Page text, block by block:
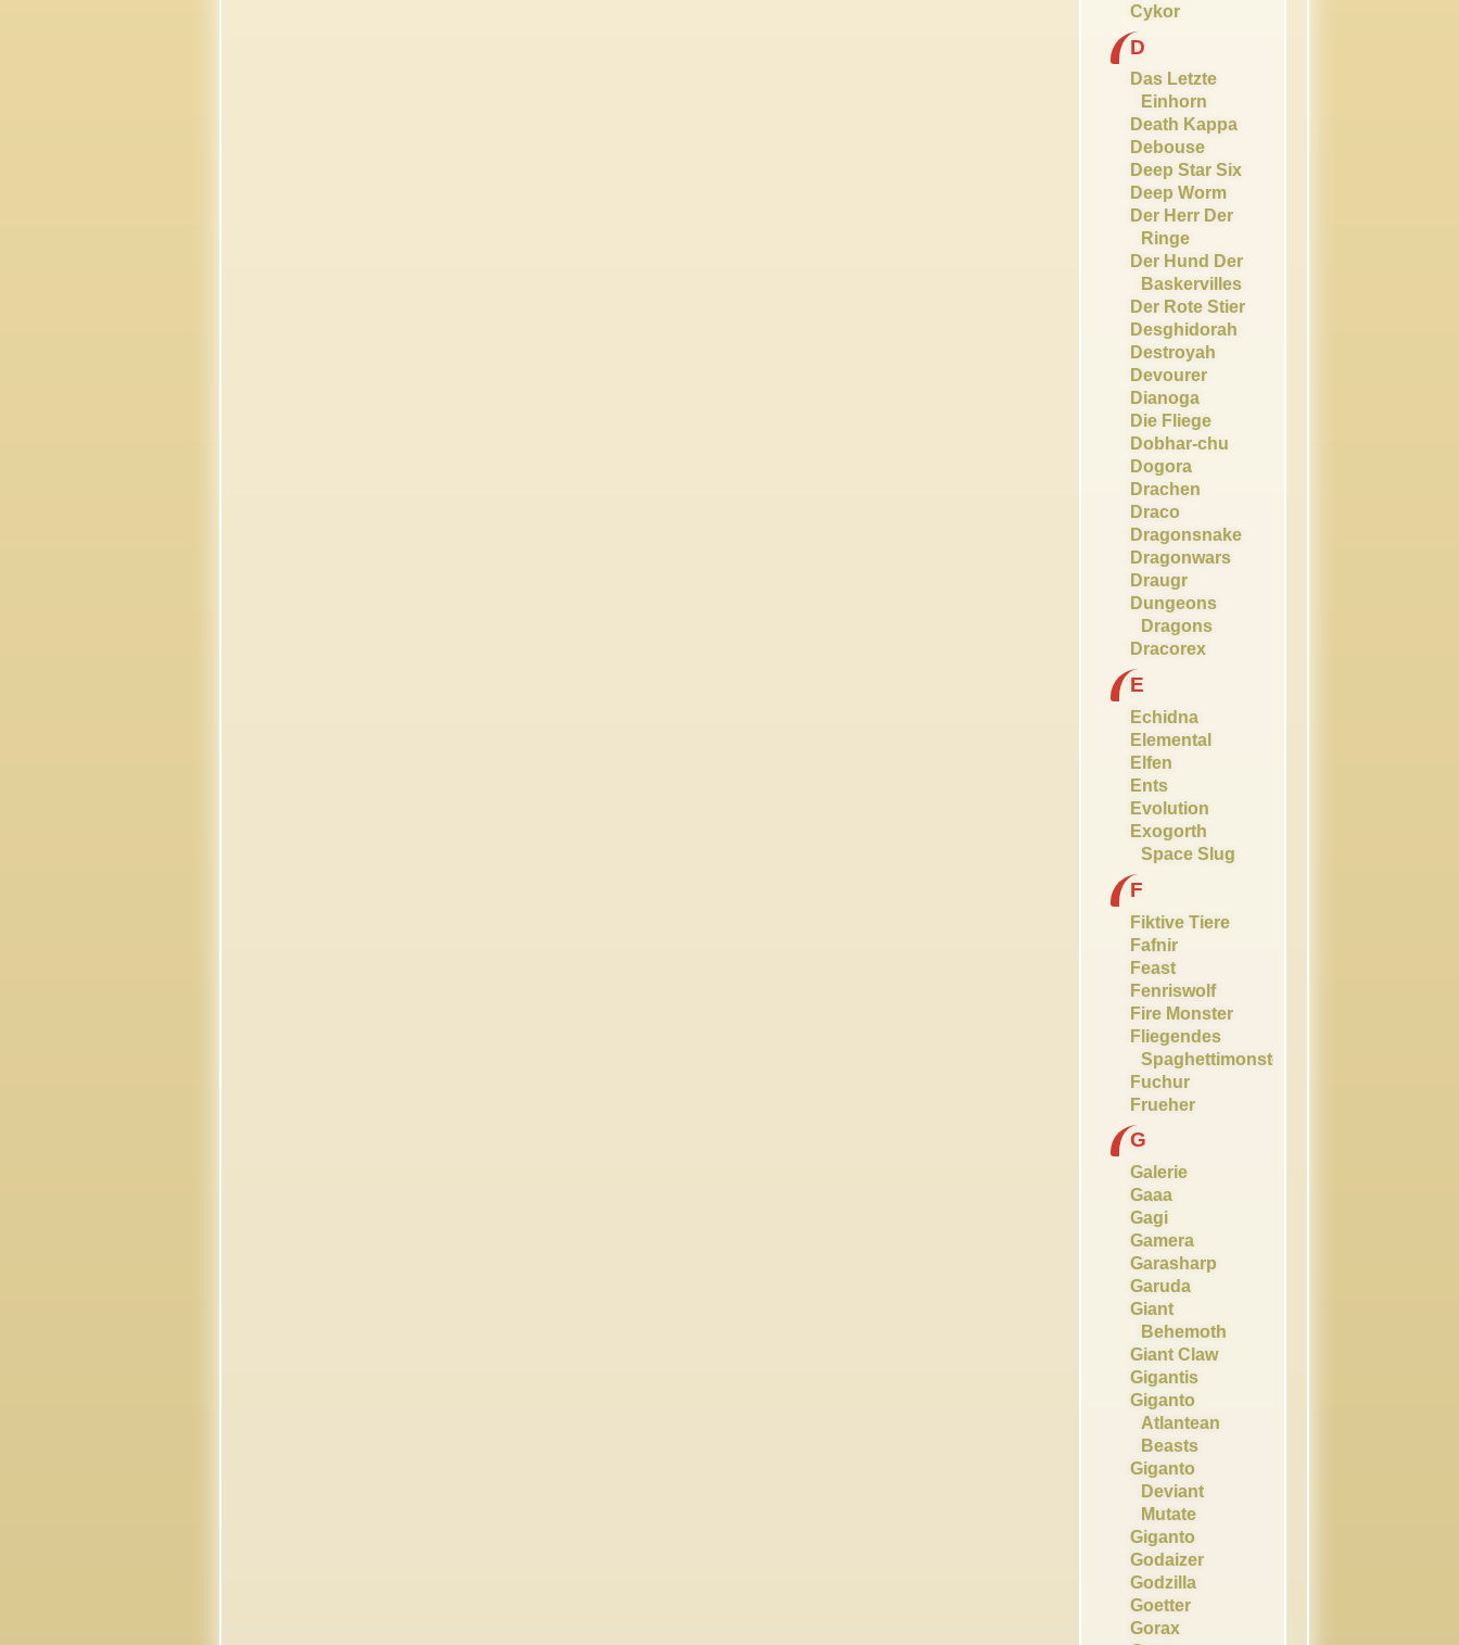
Cykor
D
Das Letzte
Einhorn
Death Kappa
Debouse
Deep Star Six
Deep Worm
Der Herr Der
Ringe
Der Hund Der
Baskervilles
Der Rote Stier
Desghidorah
Destroyah
Devourer
Dianoga
Die Fliege
Dobhar-chu
Dogora
Drachen
Draco
Dragonsnake
Dragonwars
Draugr
Dungeons
Dragons
Dracorex
E
Echidna
Elemental
Elfen
Ents
Evolution
Exogorth
Space Slug
F
Fiktive Tiere
Fafnir
Feast
Fenriswolf
Fire Monster
Fliegendes
Spaghettimonster
Fuchur
Frueher
G
Galerie
Gaaa
Gagi
Gamera
Garasharp
Garuda
Giant
Behemoth
Giant Claw
Gigantis
Giganto
Atlantean
Beasts
Giganto
Deviant
Mutate
Giganto
Godaizer
Godzilla
Goetter
Gorax